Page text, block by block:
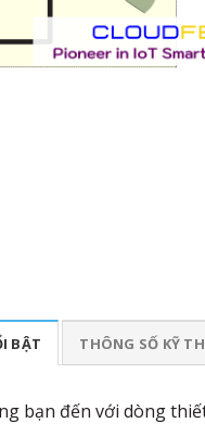
BẬT THÔNG SỐ KỸ
bạn đến với dòng